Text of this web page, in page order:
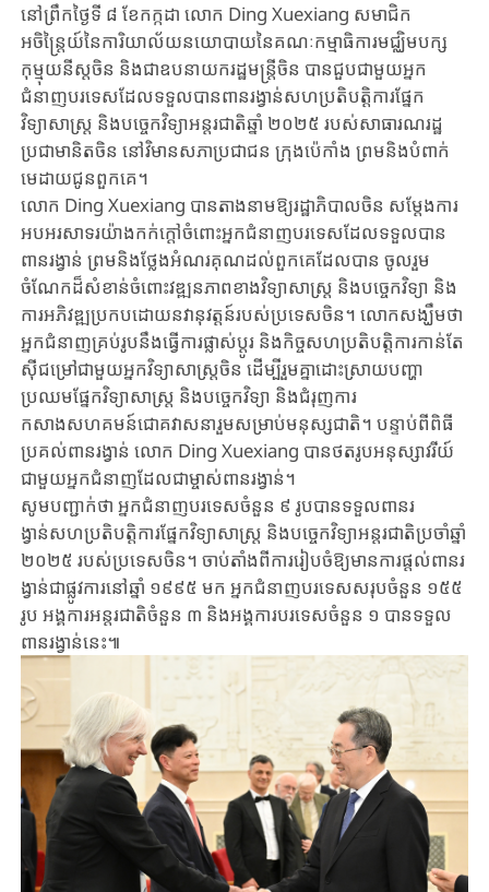
នៅព្រឹកថ្ងៃទី ៨ ខែកក្កដា លោក Ding Xuexiang សមាជិក
អចិន្ត្រៃយ៍នៃការិយាល័យនយោបាយនៃគណៈកម្មាធិការមជ្ឈិមបក្ស
កុម្មុយនីស្តចិន និងជាឧបនាយករដ្ឋមន្ត្រីចិន បានជួបជាមួយអ្នក
ជំនាញបរទេសដែលទទួលបានពានរង្វាន់សហប្រតិបត្តិការផ្នែក
វិទ្យាសាស្ត្រ និងបច្ចេកវិទ្យាអន្តរជាតិឆ្នាំ ២០២៥ របស់សាធារណរដ្ឋ
ប្រជាមានិតចិន នៅវិមានសភាប្រជាជន ក្រុងប៉េកាំង ព្រមនិងបំពាក់
មេដាយជូនពួកគេ។
លោក Ding Xuexiang បានតាងនាមឱ្យរដ្ឋាភិបាលចិន សម្តែងការ
អបអរសាទរយ៉ាងកក់ក្តៅចំពោះអ្នកជំនាញបរទេសដែលទទួលបាន
ពានរង្វាន់ ព្រមនិងថ្លែងអំណរគុណដល់ពួកគេដែលបាន ចូលរួម
ចំណែកដ៏សំខាន់ចំពោះវឌ្ឍនភាពខាងវិទ្យាសាស្ត្រ និងបច្ចេកវិទ្យា និង
ការអភិវឌ្ឍប្រកបដោយនវានុវត្តន៍របស់ប្រទេសចិន។ លោកសង្ឃឹមថា
អ្នកជំនាញគ្រប់រូបនឹងធ្វើការផ្លាស់ប្តូរ និងកិច្ចសហប្រតិបត្តិការកាន់តែ
ស៊ីជម្រៅជាមួយអ្នកវិទ្យាសាស្ត្រចិន ដើម្បីរួមគ្នាដោះស្រាយបញ្ហា
ប្រឈមផ្នែកវិទ្យាសាស្ត្រ និងបច្ចេកវិទ្យា និងជំរុញការ
កសាងសហគមន៍ជោគវាសនារួមសម្រាប់មនុស្សជាតិ។ បន្ទាប់ពីពិធី
ប្រគល់ពានរង្វាន់ លោក Ding Xuexiang បានថតរូបអនុស្សាវរីយ៍
ជាមួយអ្នកជំនាញដែលជាម្ចាស់ពានរង្វាន់។
សូមបញ្ជាក់ថា អ្នកជំនាញបរទេសចំនួន ៩ រូបបានទទួលពានរ
ង្វាន់សហប្រតិបត្តិការផ្នែកវិទ្យាសាស្ត្រ និងបច្ចេកវិទ្យាអន្តរជាតិប្រចាំឆ្នាំ
២០២៥ របស់ប្រទេសចិន។ ចាប់តាំងពីការរៀបចំឱ្យមានការផ្តល់ពានរ
ង្វាន់ជាផ្លូវការនៅឆ្នាំ ១៩៩៥ មក អ្នកជំនាញបរទេសសរុបចំនួន ១៥៥
រូប អង្គការអន្តរជាតិចំនួន ៣ និងអង្គការបរទេសចំនួន ១ បានទទួល
ពានរង្វាន់នេះ៕